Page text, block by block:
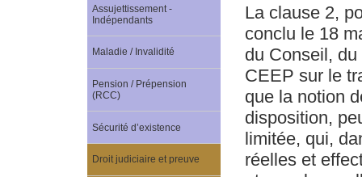
La clause 2,
conclu le 18
du Conseil,
CEEP sur le
que la notion
disposition,
limitée, qui,
réelles et
Assujettissement -
Indépendants
Maladie / Invalidité
Pension / Prépension
(RCC)
Sécurité d’existence
Droit judiciaire et preuve